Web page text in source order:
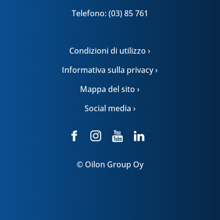
Telefono: (03) 85 761
Condizioni di utilizzo ›
Informativa sulla privacy ›
Mappa del sito ›
Social media ›
© Oilon Group Oy